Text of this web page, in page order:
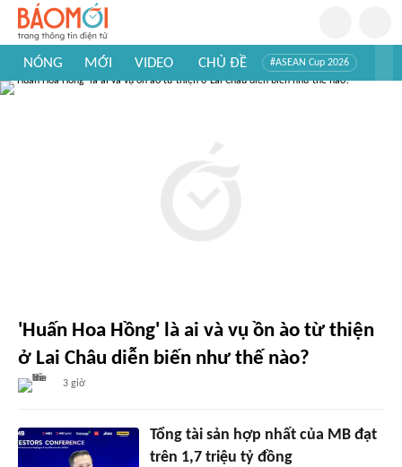
NÓNG MỚI VIDEO CHỦ ĐỀ #ASEAN Cup 2026
'Huấn Hoa Hồng' là ai và vụ ồn ào từ thiện
ở Lai Châu diễn biến như thế nào?
3 giờ
Tổng tài sản hợp nhất của MB đạt
trên 1,7 triệu tỷ đồng